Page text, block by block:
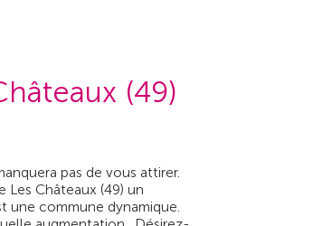
(49)
pas de vous attirer.
Châteaux (49) un
une commune dynamique.